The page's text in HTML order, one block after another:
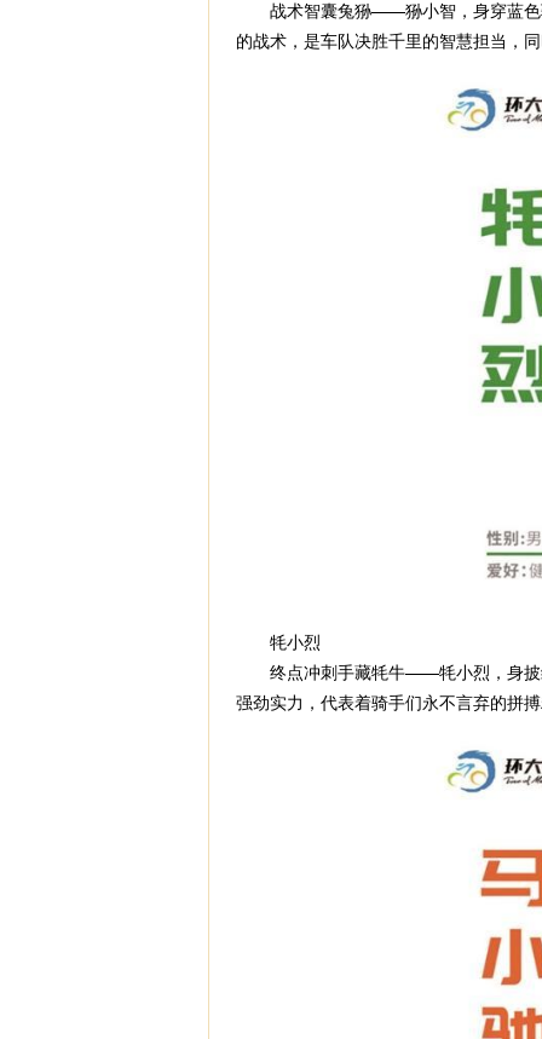
战术智囊兔狲——狲小智，身穿蓝色骑
的战术，是车队决胜千里的智慧担当，
牦小烈
终点冲刺手藏牦牛——牦小烈，身披绿
强劲实力，代表着骑手们永不言弃的拼